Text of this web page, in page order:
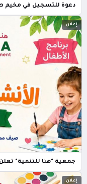
دعوة للتسجيل في مخيم
إعلان
جمعية "هنا للتنمية"
إعلان